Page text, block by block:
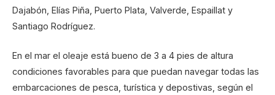
Dajabón, Elías Piña, Puerto Plata, Valverde, Espaillat y
Santiago Rodríguez.
En el mar el oleaje está bueno de 3 a 4 pies de altura
condiciones favorables para que puedan navegar todas las
embarcaciones de pesca, turística y depostivas, según el